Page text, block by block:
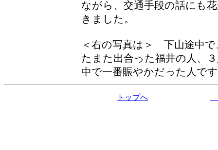
ながら、交通手段の話にも
きました。
＜右の写真は＞ 下山途中で
たまた出合った福井の人、
中で一番賑やかだった人で
トップへ